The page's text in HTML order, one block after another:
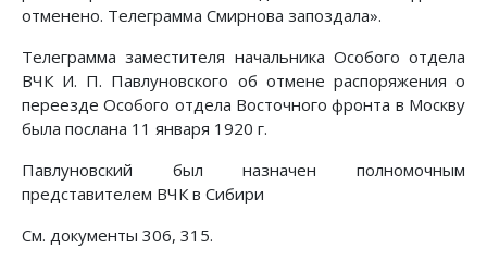
отменено. Телеграмма Смирнова запоздала».
Телеграмма заместителя начальника Особого отдела
ВЧК И. П. Павлуновского об отмене распоряжения о
переезде Особого отдела Восточного фронта в Москву
была послана 11 января 1920 г.
Павлуновский был назначен полномочным
представителем ВЧК в Сибири
См. документы 306, 315.